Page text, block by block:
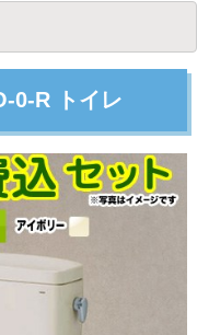
0-R トイレ